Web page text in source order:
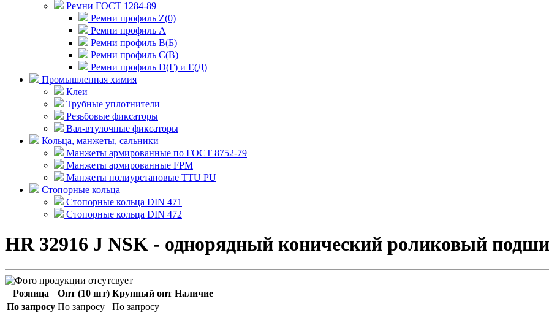
Ремни ГОСТ 1284-89
Ремни профиль Z(0)
Ремни профиль А
Ремни профиль В(Б)
Ремни профиль С(В)
Ремни профиль D(Г) и E(Д)
Промышленная химия
Клеи
Трубные уплотнители
Резьбовые фиксаторы
Вал-втулочные фиксаторы
Кольца, манжеты, сальники
Манжеты армированные по ГОСТ 8752-79
Манжеты армированные FPM
Манжеты полиуретановые TTU PU
Стопорные кольца
Стопорные кольца DIN 471
Стопорные кольца DIN 472
HR 32916 J NSK - однорядный конический роликовый
Розница Опт (10 шт) Крупный опт Наличие
По запросу По запросу По запросу